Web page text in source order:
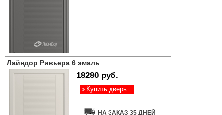
Лайндор Ривьера 6 эмаль
18280 руб.
Купить дверь
НА ЗАКАЗ 35 ДНЕЙ